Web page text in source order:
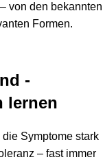
von den bekannten
Formen.
-
lernen
Symptome stark
– fast immer